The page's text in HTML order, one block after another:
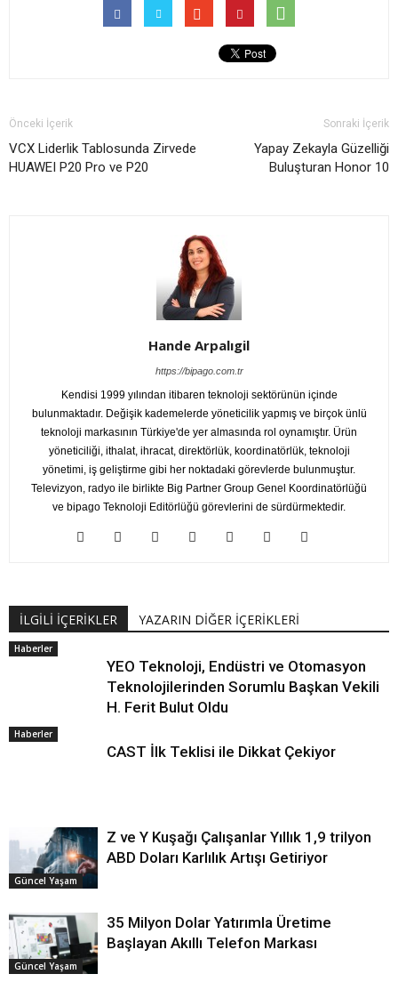
Önceki İçerik
VCX Liderlik Tablosunda Zirvede
HUAWEI P20 Pro ve P20
Sonraki İçerik
Yapay Zekayla Güzelliği
Buluşturan Honor 10
Hande Arpalıgil
https://bipago.com.tr
Kendisi 1999 yılından itibaren teknoloji sektörünün içinde
bulunmaktadır. Değişik kademelerde yöneticilik yapmış ve birçok ünlü
teknoloji markasının Türkiye'de yer almasında rol oynamıştır. Ürün
yöneticiliği, ithalat, ihracat, direktörlük, koordinatörlük, teknoloji
yönetimi, iş geliştirme gibi her noktadaki görevlerde bulunmuştur.
Televizyon, radyo ile birlikte Big Partner Group Genel Koordinatörlüğü
ve bipago Teknoloji Editörlüğü görevlerini de sürdürmektedir.
İLGİLİ İÇERİKLER YAZARIN DİĞER İÇERİKLERİ
Haberler
YEO Teknoloji, Endüstri ve Otomasyon
Teknolojilerinden Sorumlu Başkan Vekili
H. Ferit Bulut Oldu
Haberler
CAST İlk Teklisi ile Dikkat Çekiyor
Güncel Yaşam
Z ve Y Kuşağı Çalışanlar Yıllık 1,9 trilyon
ABD Doları Karlılık Artışı Getiriyor
Güncel Yaşam
35 Milyon Dolar Yatırımla Üretime
Başlayan Akıllı Telefon Markası